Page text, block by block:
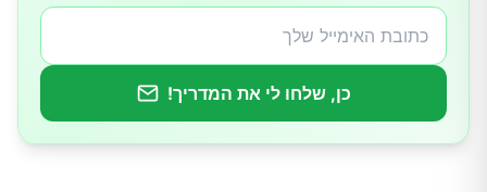
7.זרעי חמנייה
8.קשיו
9.אגוזי ברזיל
כן, שלחו לי את המדריך!